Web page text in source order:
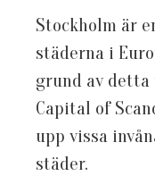
Stockholm är
städerna i
grund av detta
Capital of
upp vissa
städer.